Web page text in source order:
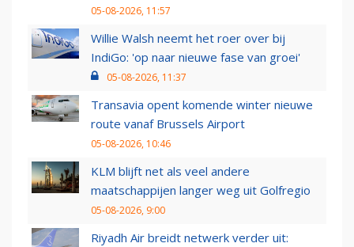
05-08-2026, 11:57
Willie Walsh neemt het roer over bij
IndiGo: 'op naar nieuwe fase van groei'
05-08-2026, 11:37
Transavia opent komende winter nieuwe
route vanaf Brussels Airport
05-08-2026, 10:46
KLM blijft net als veel andere
maatschappijen langer weg uit Golfregio
05-08-2026, 9:00
Riyadh Air breidt netwerk verder uit: